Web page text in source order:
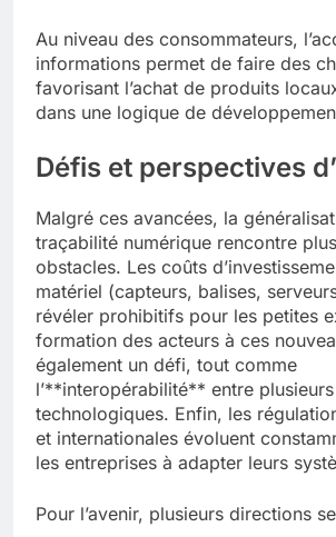
Au niveau des consommateurs,
informations permet de faire des
favorisant l’achat de produits
dans une logique de
Défis et perspectives
Malgré ces avancées, la
traçabilité numérique rencontre
obstacles. Les coûts
matériel (capteurs, balises,
révéler prohibitifs pour les petites
formation des acteurs à ces
également un défi, tout comme
l’**interopérabilité** entre
technologiques. Enfin, les
et internationales évoluent
les entreprises à adapter leurs
Pour l’avenir, plusieurs directions